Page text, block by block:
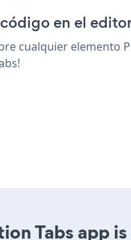
en el
cualquier elemento
Tabs app